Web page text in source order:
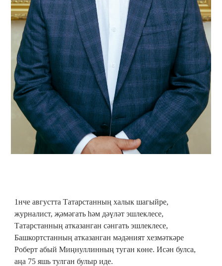
1нче августта Татарстанның халык шагыйре,
журналист, җәмәгать һәм дәүләт эшлеклесе,
Татарстанның атказанган сәнгать эшлеклесе,
Башкортстанның атказанган мәдәният хезмәткәре
Роберт абый Миңнуллинның туган көне. Исән булса,
аңа 75 яшь тулган булыр иде.